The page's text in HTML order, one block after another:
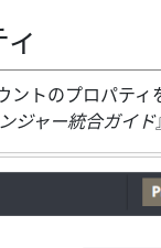
トのプロパテ
ジャー統合ガイド